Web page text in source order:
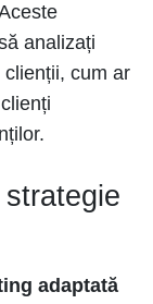
analizați
cum ar
adaptată